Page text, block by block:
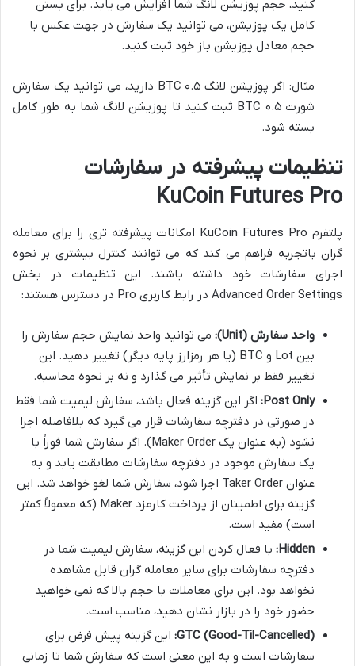
کنید، حجم پوزیشن لانگ شما افزایش می یابد. برای بستن
کامل یک پوزیشن، می توانید یک سفارش در جهت عکس با
حجم معادل پوزیشن باز خود ثبت کنید.
مثال: اگر پوزیشن لانگ ۰.۵ BTC دارید، می توانید یک سفارش
شورت ۰.۵ BTC ثبت کنید تا پوزیشن لانگ شما به طور کامل
بسته شود.
تنظیمات پیشرفته در سفارشات
KuCoin Futures Pro
پلتفرم KuCoin Futures Pro امکانات پیشرفته تری را برای معامله
گران باتجربه فراهم می کند که می توانند کنترل بیشتری بر نحوه
اجرای سفارشات خود داشته باشند. این تنظیمات در بخش
Advanced Order Settings در رابط کاربری Pro در دسترس هستند:
واحد سفارش (Unit):
می توانید واحد نمایش حجم سفارش را
بین Lot و BTC (یا هر رمزارز پایه دیگر) تغییر دهید. این
تغییر فقط بر نمایش تأثیر می گذارد و نه بر نحوه محاسبه.
Post Only: اگر این گزینه فعال باشد، سفارش لیمیت شما فقط
در صورتی در دفترچه سفارشات قرار می گیرد که بلافاصله اجرا
نشود (به عنوان یک Maker Order). اگر سفارش شما فوراً با
یک سفارش موجود در دفترچه سفارشات مطابقت یابد و به
عنوان Taker Order اجرا شود، سفارش شما لغو خواهد شد. این
گزینه برای اطمینان از پرداخت کارمزد Maker (که معمولاً کمتر
است) مفید است.
Hidden: با فعال کردن این گزینه، سفارش لیمیت شما در
دفترچه سفارشات برای سایر معامله گران قابل مشاهده
نخواهد بود. این برای معاملات با حجم بالا که نمی خواهید
حضور خود را در بازار نشان دهید، مناسب است.
GTC (Good-Til-Cancelled): این گزینه پیش فرض برای
سفارشات است و به این معنی است که سفارش شما تا زمانی